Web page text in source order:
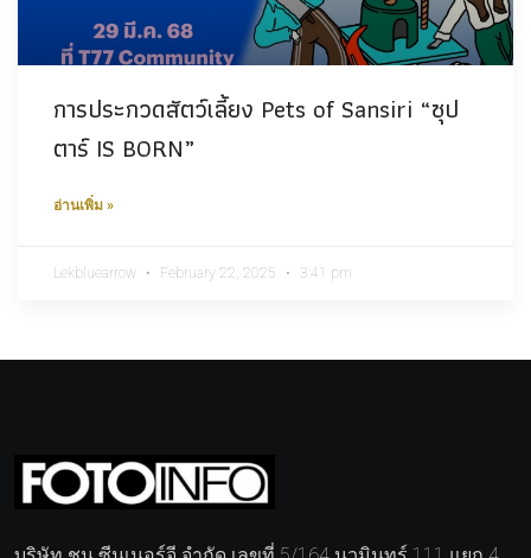
การประกวดสัตว์เลี้ยง Pets of Sansiri “ซุป
ตาร์ IS BORN”
อ่านเพิ่ม »
Lekbluearrow February 22, 2025 3:41 pm